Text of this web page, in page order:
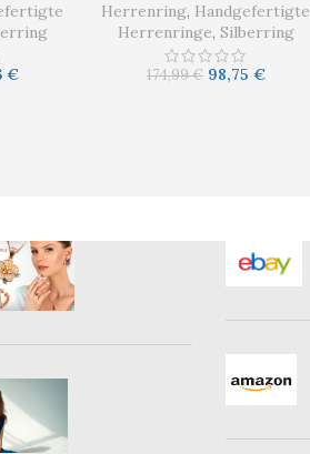
€
Herrenring, Handgefertigte
Herrenringe, Silberring
174,99€ 98,75 €